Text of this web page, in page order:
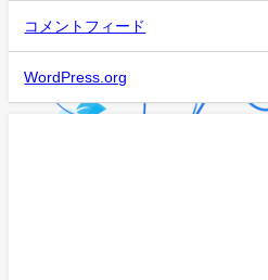
コメントフィード
WordPress.org